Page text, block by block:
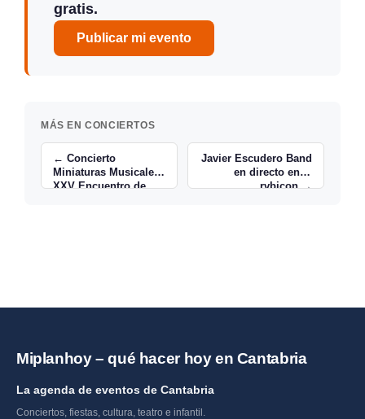
gratis.
Publicar mi evento
MÁS EN CONCIERTOS
← Concierto
Miniaturas Musicales:
XXV Encuentro de
Javier Escudero Band
en directo en el
rvbicon →
Miplanhoy – qué hacer hoy en Cantabria
La agenda de eventos de Cantabria
Conciertos, fiestas, cultura, teatro e infantil.